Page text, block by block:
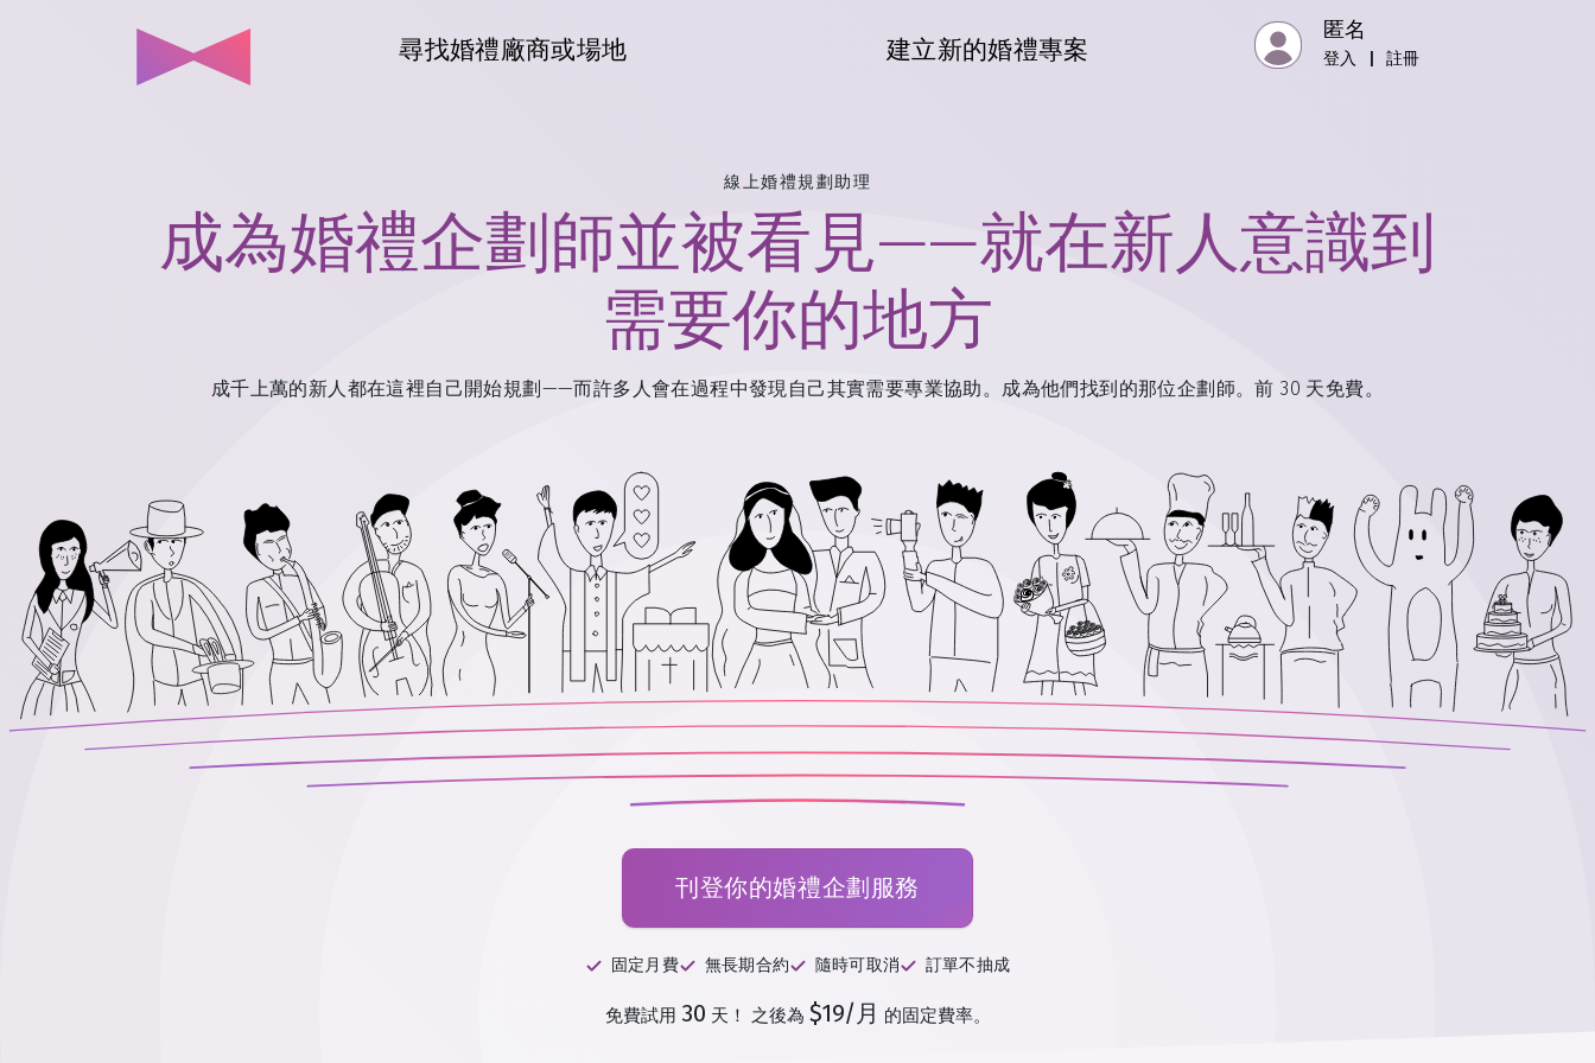
尋找婚禮廠商或場地 建立新的婚禮專案
匿名
登入 註冊
線上婚禮規劃助理
成為婚禮企劃師並被看見——就在新人意識到
需要你的地方
成千上萬的新人都在這裡自己開始規劃——而許多人會在過程中發現自己其實需要專業協助。成為他們找到的那位企劃師。前 30 天免費。
刊登你的婚禮企劃服務
固定月費 無長期合約 隨時可取消 訂單不抽成
免費試用 30 天！ 之後為 $19/月 的固定費率。